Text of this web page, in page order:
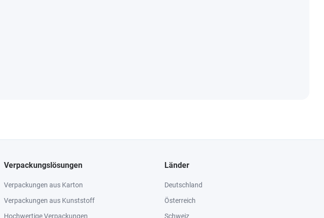
Verpackungslösungen
Verpackungen aus Karton
Verpackungen aus Kunststoff
Hochwertige Verpackungen
Länder
Deutschland
Österreich
Schweiz